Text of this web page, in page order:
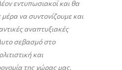
εντυπωσιακοί και θα
να συντονίζουμε και
αναπτυξιακές
σεβασμό στο
και
της χώρας μας.